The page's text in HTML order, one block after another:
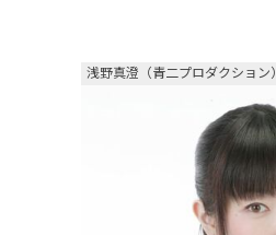
浅野真澄（青二プロダクション）